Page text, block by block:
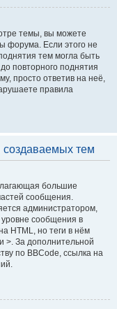
темы, вы можете
форума. Если этого не
тем могла быть
повторного поднятия
просто ответив на неё,
правила
тем
большие
сообщения.
администратором,
сообщения в
HTML, но теги в нём
>. За дополнительной
по BBCode, ссылка на